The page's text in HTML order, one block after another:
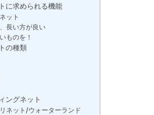
に求められる機能
ット
長い方が良い
ものを！
の種類
ングネット
ネット/ウォーターランド